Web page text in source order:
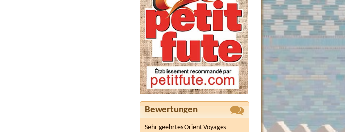
Bewertungen
Sehr geehrtes Orient Voyages